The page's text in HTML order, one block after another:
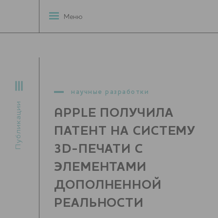
Публикации
Меню
научные разработки
APPLE ПОЛУЧИЛА
ПАТЕНТ НА СИСТЕМУ
3D-ПЕЧАТИ С
ЭЛЕМЕНТАМИ
ДОПОЛНЕННОЙ
РЕАЛЬНОСТИ